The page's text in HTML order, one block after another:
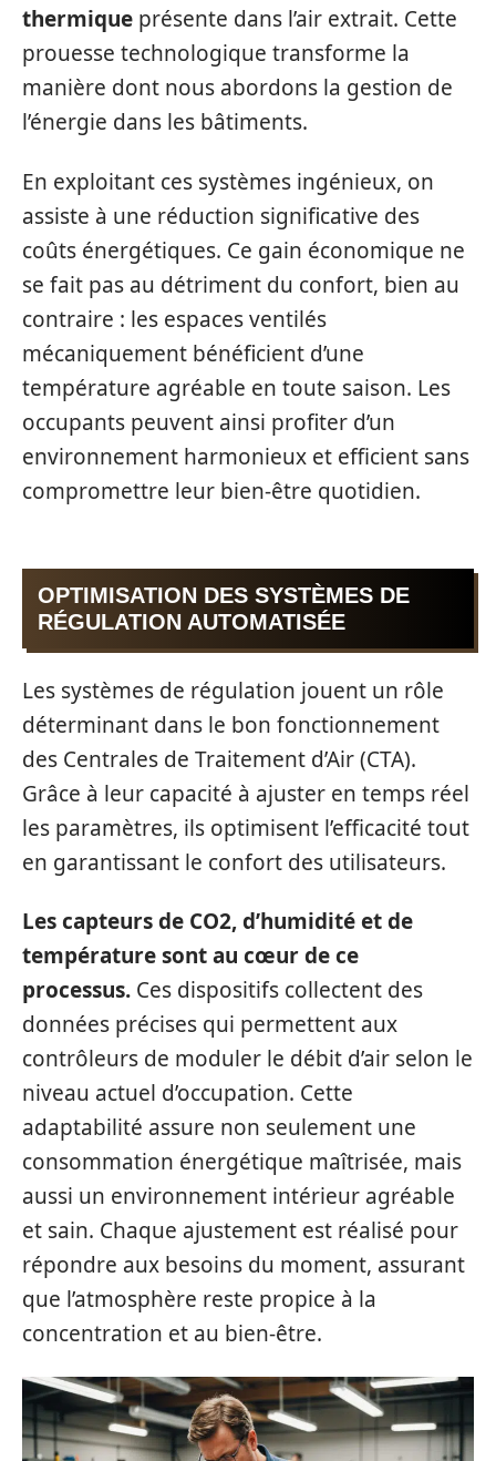
thermique présente dans l’air extrait. Cette
prouesse technologique transforme la
manière dont nous abordons la gestion de
l’énergie dans les bâtiments.
En exploitant ces systèmes ingénieux, on
assiste à une réduction significative des
coûts énergétiques. Ce gain économique ne
se fait pas au détriment du confort, bien au
contraire : les espaces ventilés
mécaniquement bénéficient d’une
température agréable en toute saison. Les
occupants peuvent ainsi profiter d’un
environnement harmonieux et efficient sans
compromettre leur bien-être quotidien.
OPTIMISATION DES SYSTÈMES DE
RÉGULATION AUTOMATISÉE
Les systèmes de régulation jouent un rôle
déterminant dans le bon fonctionnement
des Centrales de Traitement d’Air (CTA).
Grâce à leur capacité à ajuster en temps réel
les paramètres, ils optimisent l’efficacité tout
en garantissant le confort des utilisateurs.
Les capteurs de CO2, d’humidité et de
température sont au cœur de ce
processus. Ces dispositifs collectent des
données précises qui permettent aux
contrôleurs de moduler le débit d’air selon le
niveau actuel d’occupation. Cette
adaptabilité assure non seulement une
consommation énergétique maîtrisée, mais
aussi un environnement intérieur agréable
et sain. Chaque ajustement est réalisé pour
répondre aux besoins du moment, assurant
que l’atmosphère reste propice à la
concentration et au bien-être.